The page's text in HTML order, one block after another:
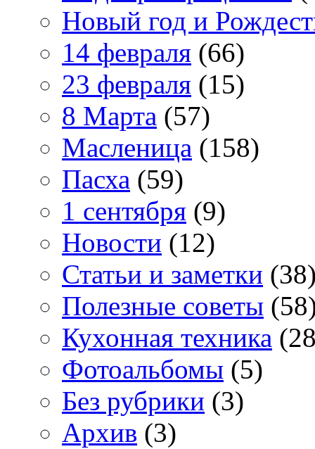
Новый год и
14 февраля (66)
23 февраля (15)
8 Марта (57)
Масленица (158)
Пасха (59)
1 сентября (9)
Новости (12)
Статьи и заметки
Полезные советы
Кухонная техника
Фотоальбомы (5)
Без рубрики (3)
Архив (3)